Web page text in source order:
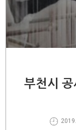
부천시